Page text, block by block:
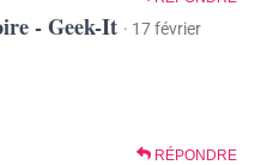
- Geek-It · 17 février
RÉPONDRE